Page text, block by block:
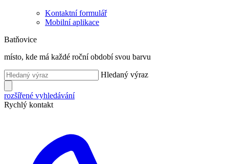
Kontaktní formulář
Mobilní aplikace
Batňovice
místo, kde má každé roční období svou barvu
Hledaný výraz
rozšířené vyhledávání
Rychlý kontakt